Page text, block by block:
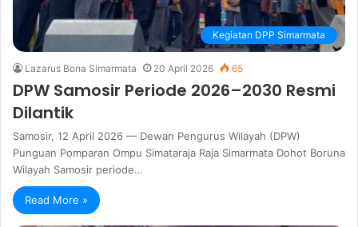
Kegiatan DPP Simarmata
Lazarus Bona Simarmata 20 April 2026 65
DPW Samosir Periode 2026–2030 Resmi
Dilantik
Samosir, 12 April 2026 — Dewan Pengurus Wilayah (DPW)
Punguan Pomparan Ompu Simataraja Raja Simarmata Dohot Boruna
Wilayah Samosir periode…
Read More »